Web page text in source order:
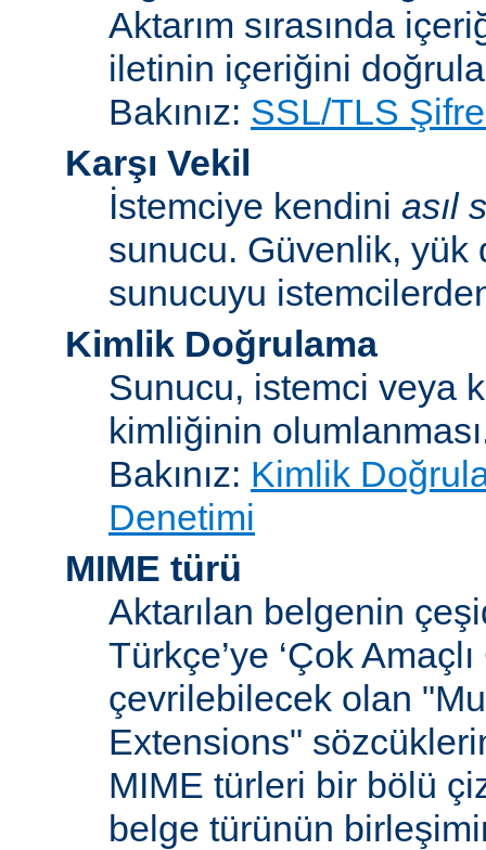
Aktarım sırasında
iletinin içeriğini
Bakınız: SSL/TLS
Karşı Vekil
İstemciye kendini asıl
sunucu. Güvenlik, yük
sunucuyu
Kimlik Doğrulama
Sunucu, istemci veya
kimliğinin
Bakınız: Kimlik
Denetimi
MIME türü
Aktarılan belgenin
Türkçe’ye ‘Çok
çevrilebilecek olan
Extensions"
MIME türleri bir bölü
belge türünün